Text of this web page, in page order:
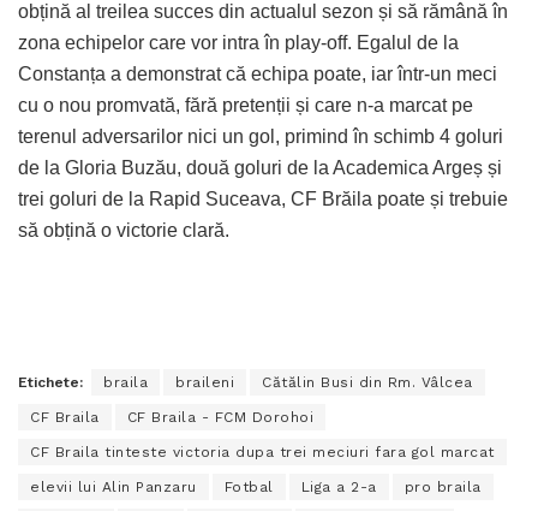
obțină al treilea succes din actualul sezon și să rămână în
zona echipelor care vor intra în play-off. Egalul de la
Constanța a demonstrat că echipa poate, iar într-un meci
cu o nou promvată, fără pretenții și care n-a marcat pe
terenul adversarilor nici un gol, primind în schimb 4 goluri
de la Gloria Buzău, două goluri de la Academica Argeș și
trei goluri de la Rapid Suceava, CF Brăila poate și trebuie
să obțină o victorie clară.
Etichete: braila braileni Cătălin Busi din Rm. Vâlcea
CF Braila CF Braila - FCM Dorohoi
CF Braila tinteste victoria dupa trei meciuri fara gol marcat
elevii lui Alin Panzaru Fotbal Liga a 2-a pro braila